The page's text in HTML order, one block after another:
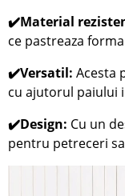
✔️Material
ce pastreaza
✔️Versatil:Acesta
cu ajutorul paiului
✔️Design: Cu un
pentru petreceri